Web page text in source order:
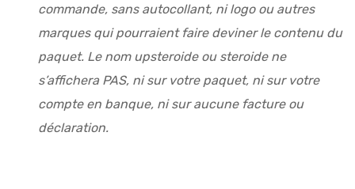
commande, sans autocollant, ni logo ou autres
marques qui pourraient faire deviner le contenu du
paquet. Le nom upsteroide ou steroide ne
s’affichera PAS, ni sur votre paquet, ni sur votre
compte en banque, ni sur aucune facture ou
déclaration.